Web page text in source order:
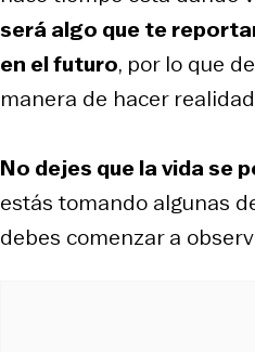
será algo que te
en el futuro, por lo que
manera de hacer
No dejes que la vida se
estás tomando algunas
debes comenzar a